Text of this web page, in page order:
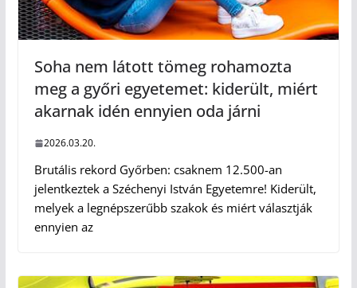
Soha nem látott tömeg rohamozta
meg a győri egyetemet: kiderült, miért
akarnak idén ennyien oda járni
2026.03.20.
Brutális rekord Győrben: csaknem 12.500-an
jelentkeztek a Széchenyi István Egyetemre! Kiderült,
melyek a legnépszerűbb szakok és miért választják
ennyien az